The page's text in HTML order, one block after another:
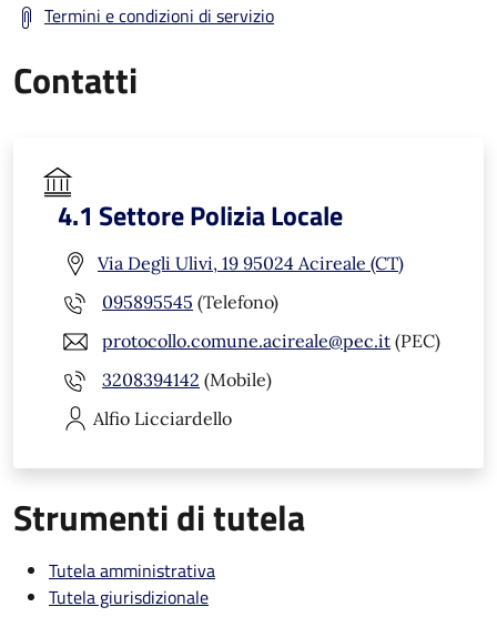
Termini e condizioni di servizio
Contatti
4.1 Settore Polizia Locale
Via Degli Ulivi, 19 95024 Acireale (CT)
095895545 (Telefono)
protocollo.comune.acireale@pec.it (PEC)
3208394142 (Mobile)
Alfio Licciardello
Strumenti di tutela
Tutela amministrativa
Tutela giurisdizionale